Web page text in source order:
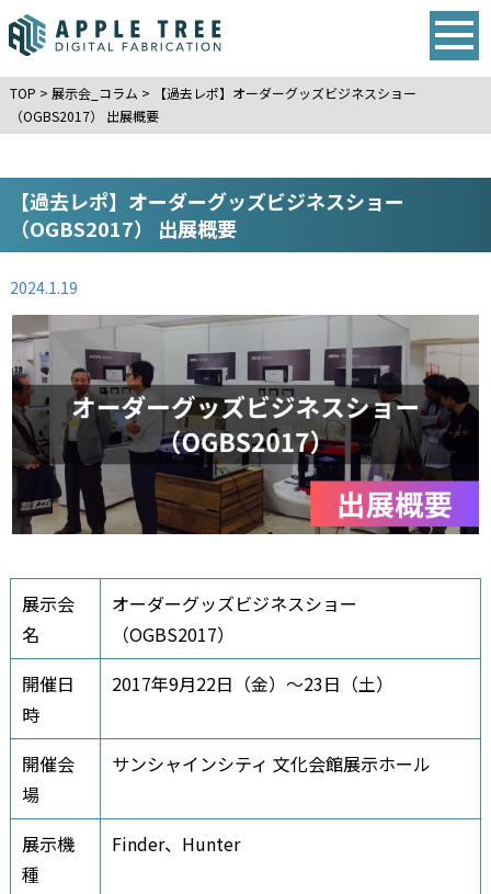
TOP > 展示会_コラム >
【過去レポ】オーダーグッズビジネスショー
（OGBS2017） 出展概要
【過去レポ】オーダーグッズビジネスショー
（OGBS2017） 出展概要
2024.1.19
展示会
名
オーダーグッズビジネスショー
（OGBS2017）
開催日
時
2017年9月22日（金）～23日（土）
開催会
場
サンシャインシティ 文化会館展示ホール
展示機
種
Finder、Hunter